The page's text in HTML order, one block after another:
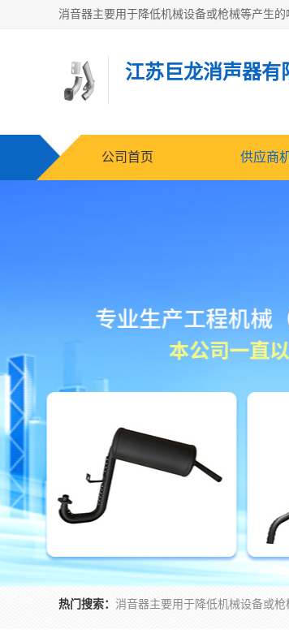
江苏巨龙消声器有
公司首页 供应商
热门搜索：